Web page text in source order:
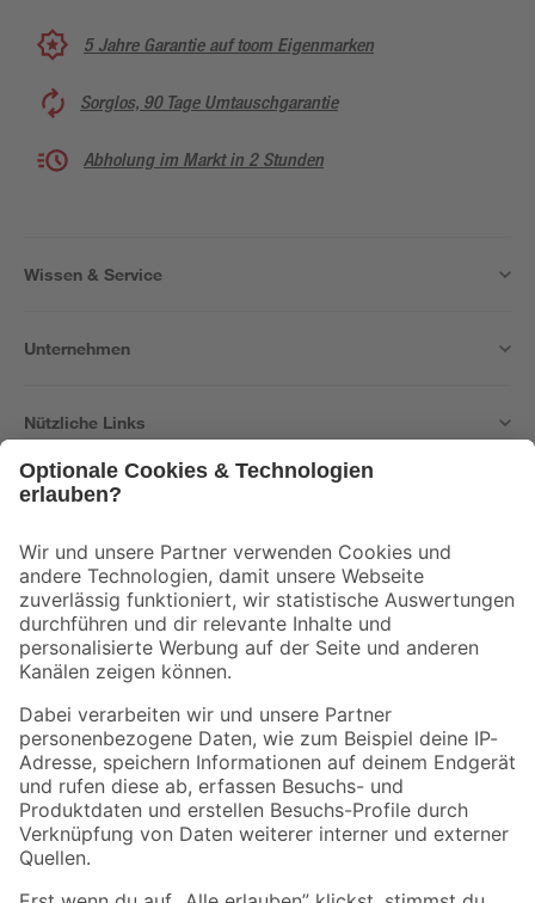
5 Jahre Garantie auf toom Eigenmarken
Sorglos, 90 Tage Umtauschgarantie
Abholung im Markt in 2 Stunden
Wissen & Service
Unternehmen
Nützliche Links
Der toom Newsletter: Keine Angebote und Aktionen mehr verpassen!
Zur Newsletter Anmeldung
Folge uns
Zahlungsarten Versandarten
Sicher einkaufen